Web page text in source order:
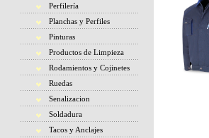
Perfilería
Planchas y Perfiles
Pinturas
Productos de Limpieza
Rodamientos y Cojinetes
Ruedas
Senalizacion
Soldadura
Tacos y Anclajes